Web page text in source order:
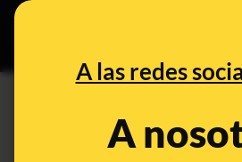
A las redes
A
¿Qué sabemos